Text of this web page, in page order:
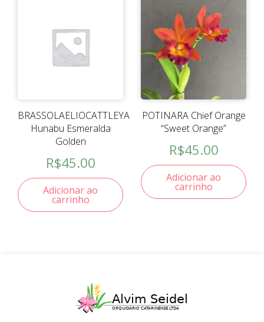
BRASSOLAELIOCATTLEYA
Hunabu Esmeralda
Golden
R$45.00
Adicionar ao
carrinho
POTINARA Chief Orange
“Sweet Orange”
R$45.00
Adicionar ao
carrinho